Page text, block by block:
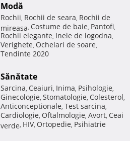
Modă
Rochii, Rochii de seara, Rochii de
mireasa, Costume de baie, Pantofi,
Rochii elegante, Inele de logodna,
Verighete, Ochelari de soare,
Tendinte 2020
Sănătate
Sarcina, Ceaiuri, Inima, Psihologie,
Ginecologie, Stomatologie, Colesterol,
Anticonceptionale, Test sarcina,
Cardiologie, Oftalmologie, Avort, Ceai
verde, HIV, Ortopedie, Psihiatrie